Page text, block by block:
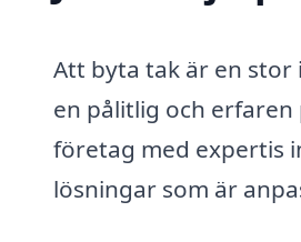
Att byta tak är en stor
en pålitlig och
företag med expertis
lösningar som är